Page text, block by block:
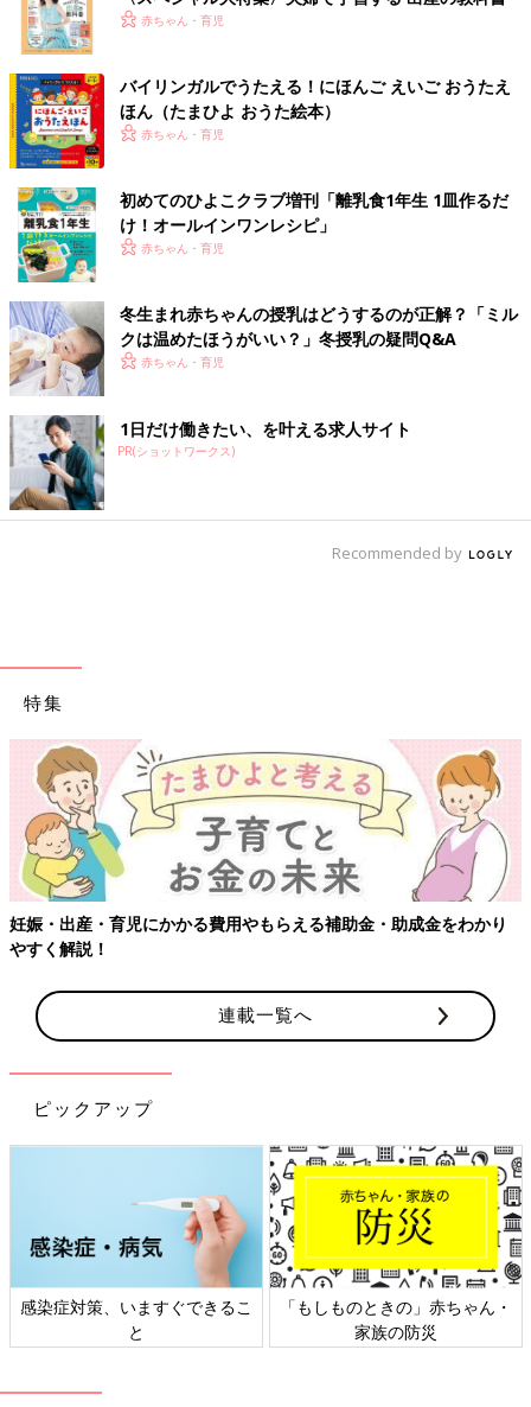
赤ちゃん・育児
バイリンガルでうたえる！にほんご えいご おうたえ
ほん（たまひよ おうた絵本）
赤ちゃん・育児
初めてのひよこクラブ増刊「離乳食1年生 1皿作るだ
け！オールインワン​レシピ」
赤ちゃん・育児
冬生まれ赤ちゃんの授乳はどうするのが正解？「ミル
クは温めたほうがいい？」冬授乳の疑問Q&A
赤ちゃん・育児
1日だけ働きたい、を叶える求人サイト
PR(ショットワークス)
Recommended by
特集
妊娠・出産・育児にかかる費用やもらえる補助金・助成金をわかり
やすく解説！
連載一覧へ
ピックアップ
感染症対策、いますぐできるこ
と
「もしものときの」赤ちゃん・
家族の防災